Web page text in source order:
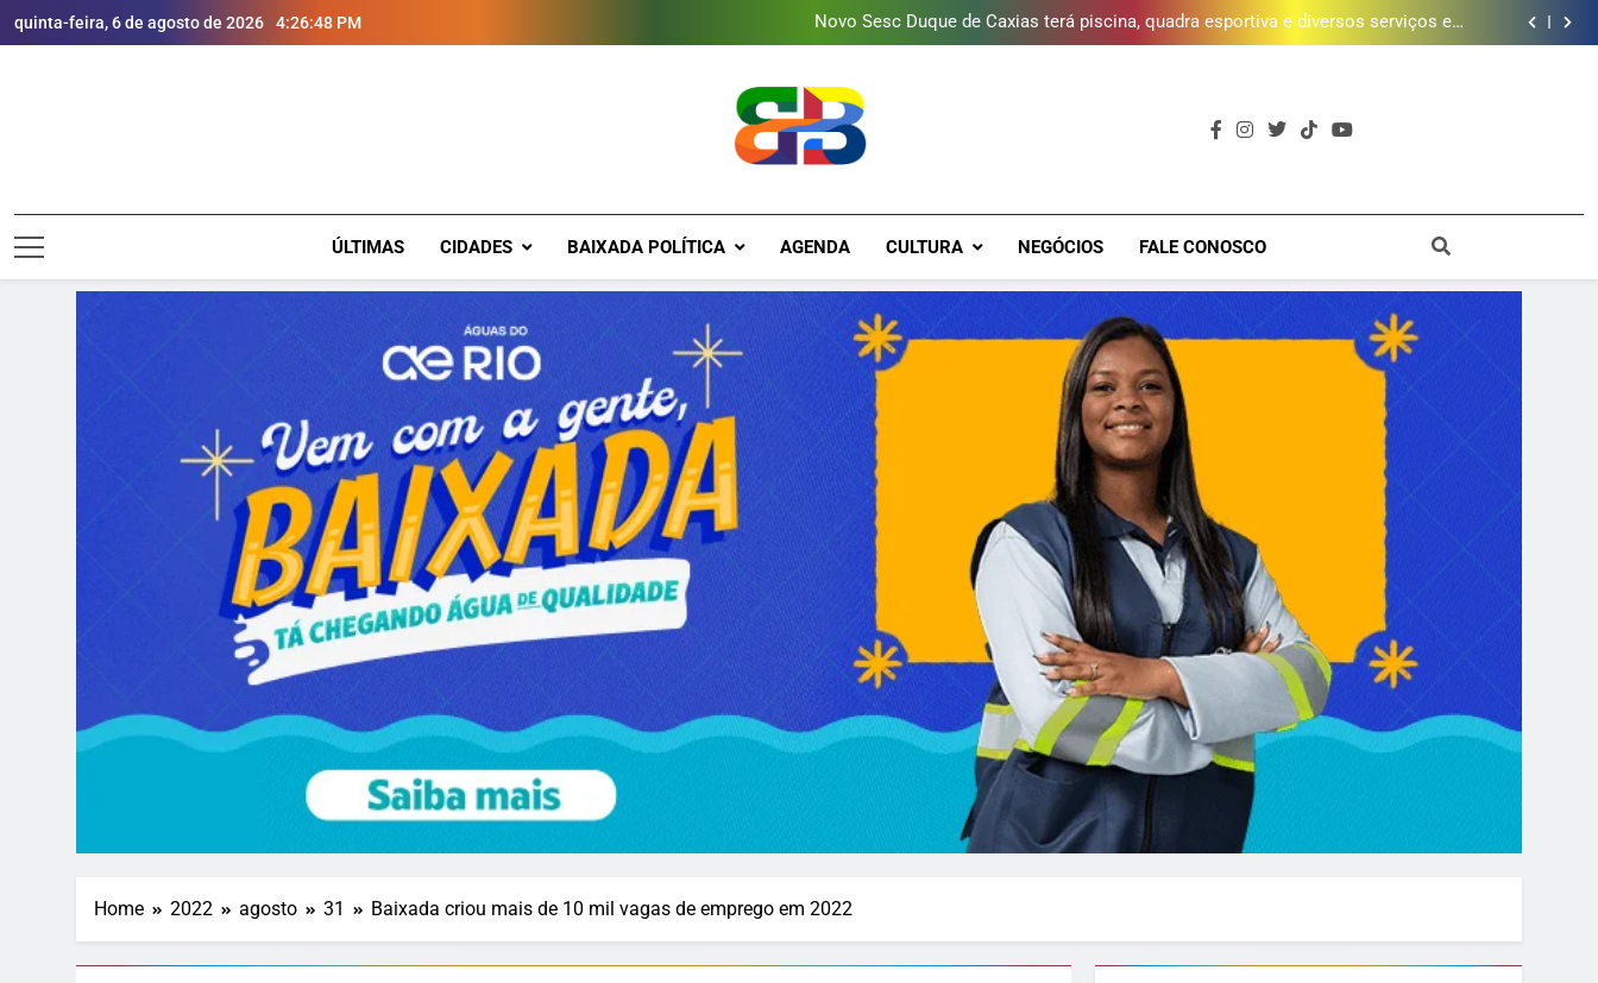
quinta-feira, 6 de agosto de 2026 4:26:50 PM
meio a infraestrutura sustentável
Vendaval atinge Escola Fábrica dos Atores, referência cultural da Baixada, e
mobiliza campanha para reconstrução
Gomeia Galpão Criativo abre inscrições para Escola Livre de Artes da Baixada
Novo Sesc Duque de Caxias terá piscina, quadra esportiva e diversos serviços em
mobiliza campanha para reconstrução
Gomeia Galpão Criativo abre inscrições para Escola Livre de Artes da Baixada
Brava Baixada
ÚLTIMAS CIDADES BAIXADA POLÍTICA AGENDA CULTURA NEGÓCIOS FALE CONOSCO
Home 2022 agosto 31 Baixada criou mais de 10 mil vagas de emprego em 2022